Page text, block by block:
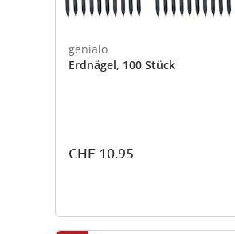
genialo
Erdnägel, 100 Stück
CHF 10.95